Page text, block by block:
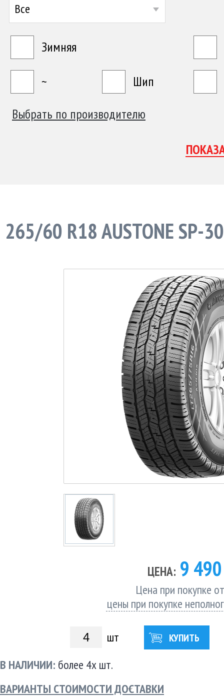
Все
Зимняя
~
Шип
Выбрать по производителю
265/60 R18 AUSTONE SP-
ЦЕНА: 9
Цена при покупке
цены при покупке
шт КУПИТЬ
В НАЛИЧИИ: более 4х шт.
ВАРИАНТЫ СТОИМОСТИ ДОСТАВКИ